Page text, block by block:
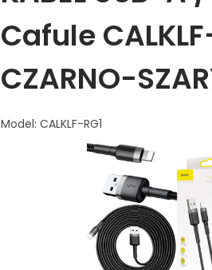
Cafule
CZARNO-
Model: CALKLF-RG1